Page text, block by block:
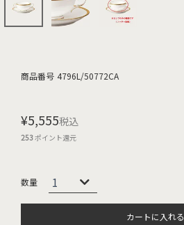
商品番号 4796L/50772CA
¥5,555税込
253ポイント還元
カートに入れる